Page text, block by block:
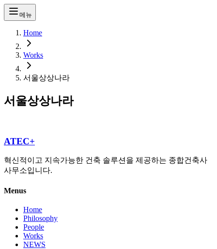
메뉴
Home
Works
서울상상나라
서울상상나라
ATEC+
혁신적이고 지속가능한 건축 솔루션을 제공하는 종합건축사
사무소입니다.
Menus
Home
Philosophy
People
Works
NEWS